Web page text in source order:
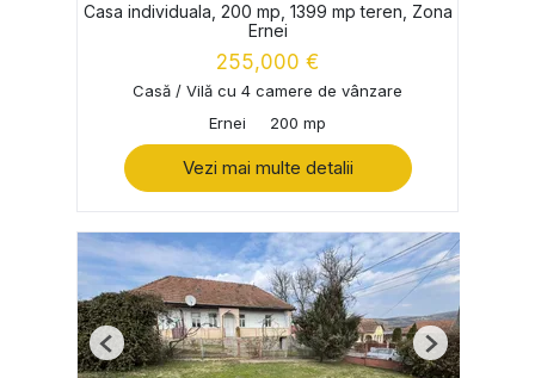
Casa individuala, 200 mp, 1399 mp teren, Zona
Ernei
255,000 €
Casă / Vilă cu 4 camere de vânzare
Ernei
200 mp
Vezi mai multe detalii
Previous Next